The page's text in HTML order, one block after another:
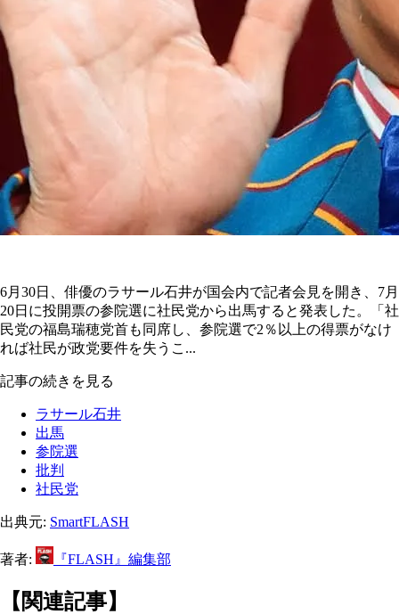
6月30日、俳優のラサール石井が国会内で記者会見を開き、7月
20日に投開票の参院選に社民党から出馬すると発表した。「社
民党の福島瑞穂党首も同席し、参院選で2％以上の得票がなけ
れば社民が政党要件を失うこ...
記事の続きを見る
ラサール石井
出馬
参院選
批判
社民党
出典元: SmartFLASH
著者: 『FLASH』編集部
【関連記事】